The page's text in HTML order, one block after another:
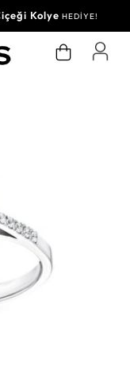
Kolye HEDİYE!